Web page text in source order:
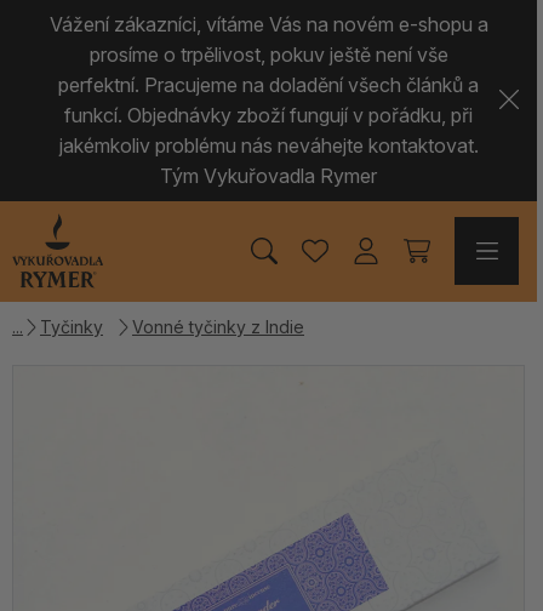
Vážení zákazníci, vítáme Vás na novém e-shopu a
prosíme o trpělivost, pokuv ještě není vše
perfektní. Pracujeme na doladění všech článků a
funkcí. Objednávky zboží fungují v pořádku, při
jakémkoliv problému nás neváhejte kontaktovat.
Tým Vykuřovadla Rymer
Tyčinky Vonné tyčinky z Indie